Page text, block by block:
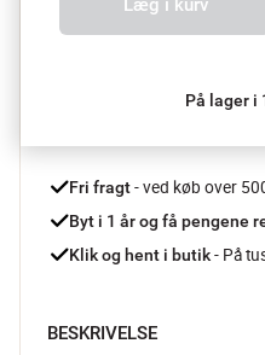
På lager i
Fri fragt - ved køb over
Byt i 1 år og få pengene
Klik og hent i butik - På
BESKRIVELSE